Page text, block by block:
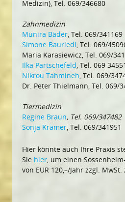
Medizin), Tel. 069/346680
Zahnmedizin
Munira Bäder, Tel. 069/341169
Simone Bauriedl, Tel. 069/
Maria Karasiewicz, Tel. 069/
Ilka Partschefeld, Tel. 069
Nikrou Tahmineh, Tel. 069/
Dr. Peter Thielmann, Tel. 069/
Tiermedizin
Regine Braun, Tel. 069/347482
Sonja Krämer, Tel. 069/341951
Hier könnte auch Ihre Praxis
Sie hier, um einen
von EUR 120,–/Jahr zzgl.